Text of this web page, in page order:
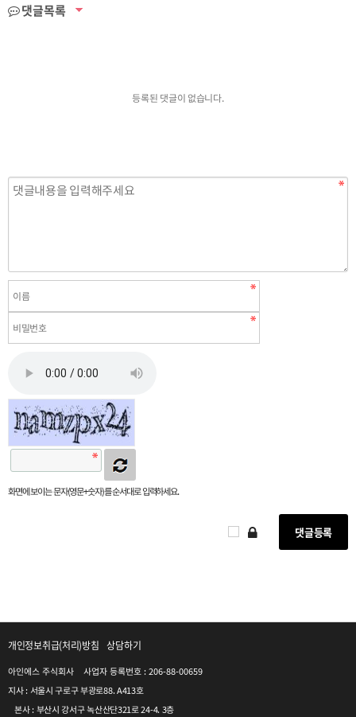
댓글목록
등록된 댓글이 없습니다.
화면에 보이는 문자(영문+숫자)를 순서대로 입력하세요.
개인정보취급(처리)방침 상담하기
아인에스 주식회사    사업자 등록번호 : 206-88-00659
지사 : 서울시 구로구 부광로88. A413호
본사 : 부산시 강서구 녹산산단321로 24-4. 3층